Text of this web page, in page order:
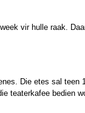
vir hulle raak.
Die etes sal teen
teaterkafee bedien